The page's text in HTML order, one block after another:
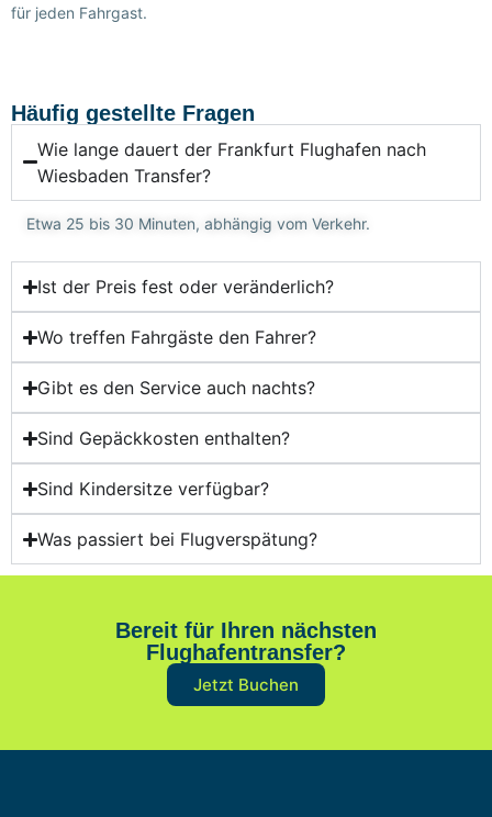
für jeden Fahrgast.
Häufig gestellte Fragen
Wie lange dauert der Frankfurt Flughafen nach
Wiesbaden Transfer?
Etwa 25 bis 30 Minuten, abhängig vom Verkehr.
Ist der Preis fest oder veränderlich?
Wo treffen Fahrgäste den Fahrer?
Gibt es den Service auch nachts?
Sind Gepäckkosten enthalten?
Sind Kindersitze verfügbar?
Was passiert bei Flugverspätung?
Bereit für Ihren nächsten
Flughafentransfer?
Jetzt Buchen